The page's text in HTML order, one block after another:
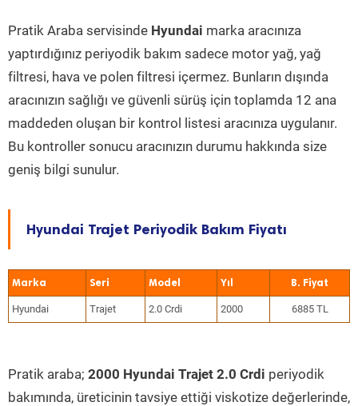
Pratik Araba servisinde Hyundai marka aracınıza
yaptırdığınız periyodik bakım sadece motor yağ, yağ
filtresi, hava ve polen filtresi içermez. Bunların dışında
aracınızın sağlığı ve güvenli sürüş için toplamda 12 ana
maddeden oluşan bir kontrol listesi aracınıza uygulanır.
Bu kontroller sonucu aracınızın durumu hakkında size
geniş bilgi sunulur.
Hyundai Trajet Periyodik Bakım Fiyatı
Marka Seri Model Yıl
Hyundai Trajet 2.0 Crdi 2000 6885 TL
Pratik araba; 2000 Hyundai Trajet 2.0 Crdi periyodik
bakımında, üreticinin tavsiye ettiği viskotize değerlerinde,